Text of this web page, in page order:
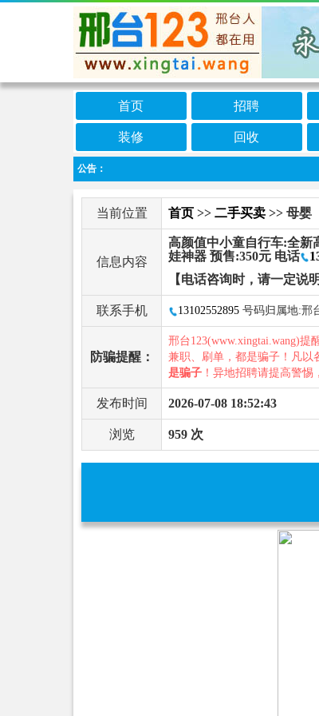
首页 招聘
装修 回收
公告：
当前位置 首页 >> 二手买卖 >> 母婴
信息内容
高颜值中小童自行车:全
娃神器 预售:350元 电话
【电话咨询时，请一定说
联系手机 13102552895 号码归属地:邢
防骗提醒：
邢台123(www.xingtai.wang)提
兼职、刷单，都是骗子！凡以
是骗子 ！异地招聘请提高警惕
发布时间 2026-07-08 18:52:43
浏览 959 次